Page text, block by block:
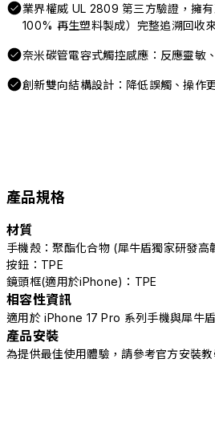
業界權威 UL 2809 第三方驗證，擁
100% 再生塑料製成）完整追溯回收
奈米碳管電容式觸控感應：反應靈敏
創新雙向結構設計：降低誤觸、操作
產品規格
材質
手機殼：聚酯化合物 (犀牛盾獨家研發
按鈕：TPE
鏡頭框(適用於iPhone)：TPE
相容性資訊
適用於 iPhone 17 Pro 系列手機與犀牛
產品安裝
為提供最佳使用體驗，請參考官方安裝教